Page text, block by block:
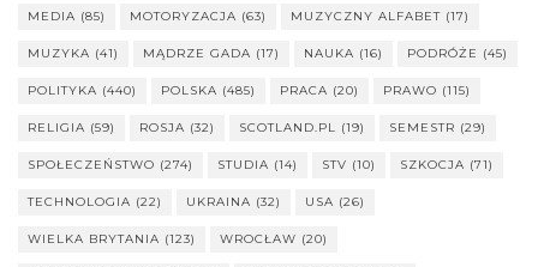
MEDIA (85) MOTORYZACJA (63) MUZYCZNY ALFABET (17)
MUZYKA (41) MĄDRZE GADA (17) NAUKA (16) PODRÓŻE (45)
POLITYKA (440) POLSKA (485) PRACA (20) PRAWO (115)
RELIGIA (59) ROSJA (32) SCOTLAND.PL (19) SEMESTR (29)
SPOŁECZEŃSTWO (274) STUDIA (14) STV (10) SZKOCJA (71)
TECHNOLOGIA (22) UKRAINA (32) USA (26)
WIELKA BRYTANIA (123) WROCŁAW (20)